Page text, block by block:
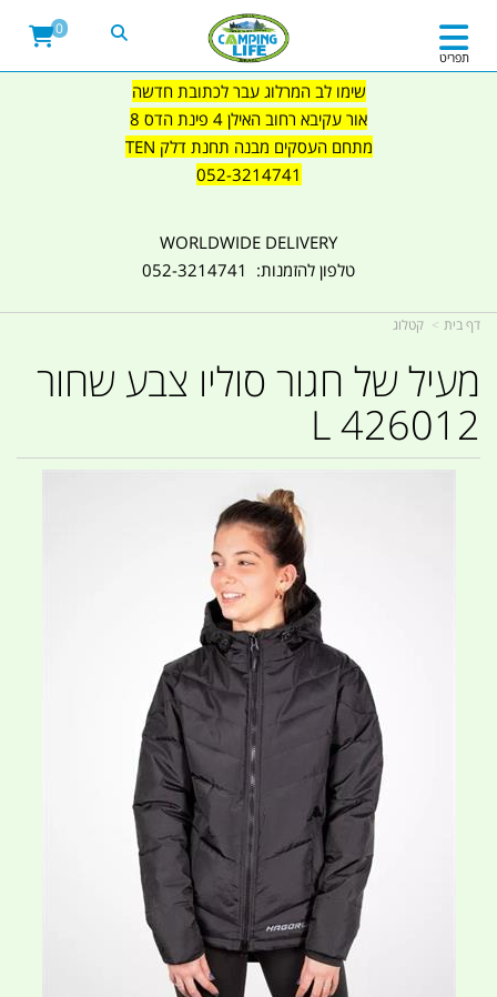
שימו לב המרלוג עבר לכתובת חדשה
אור עקיבא רחוב האילן 4 פינת הדס 8
מתחם העסקים מבנה תחנת דלק TEN
052-3214741
WORLDWIDE DELIVERY
טלפון להזמנות: 052-3214741
תפריט
0
דף בית קטלוג
מעיל של חגור סוליו צבע שחור
426012 L